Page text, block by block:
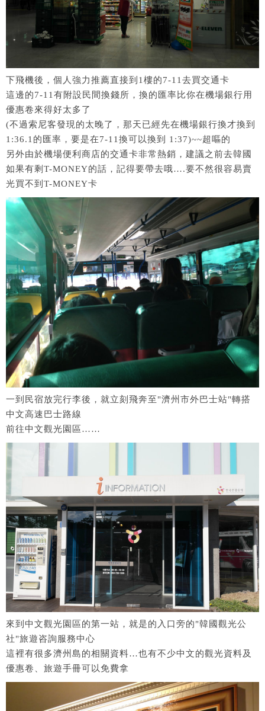
下飛機後，個人強力推薦直接到1樓的7-11去買交通卡
這邊的7-11有附設民間換錢所，換的匯率比你在機場銀行用
優惠卷來得好太多了
(不過索尼客發現的太晚了，那天已經先在機場銀行換才換到
1:36.1的匯率，要是在7-11換可以換到 1:37)~~超嘔的
另外由於機場便利商店的交通卡非常熱銷，建議之前去韓國
如果有剩T-MONEY的話，記得要帶去哦….要不然很容易賣
光買不到T-MONEY卡
一到民宿放完行李後，就立刻飛奔至"濟州市外巴士站"轉搭
中文高速巴士路線
前往中文觀光園區……
來到中文觀光園區的第一站，就是的入口旁的"韓國觀光公
社"旅遊咨詢服務中心
這裡有很多濟州島的相關資料…也有不少中文的觀光資料及
優惠卷、旅遊手冊可以免費拿